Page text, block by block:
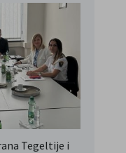
Tegeltije i